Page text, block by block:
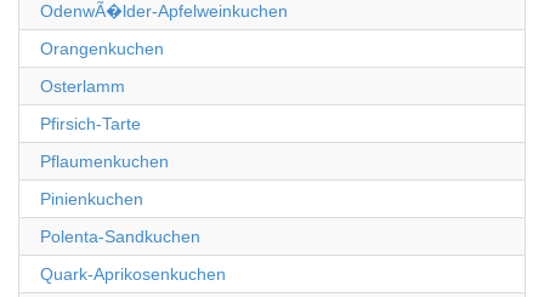
OdenwÃ�lder-Apfelweinkuchen
Orangenkuchen
Osterlamm
Pfirsich-Tarte
Pflaumenkuchen
Pinienkuchen
Polenta-Sandkuchen
Quark-Aprikosenkuchen